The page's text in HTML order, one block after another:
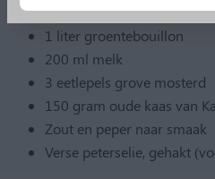
3 eetlepels bloem
1 liter groentebouillon
200 ml melk
3 eetlepels grove mosterd
150 gram oude kaas van
Zout en peper naar smaak
Verse peterselie, gehakt